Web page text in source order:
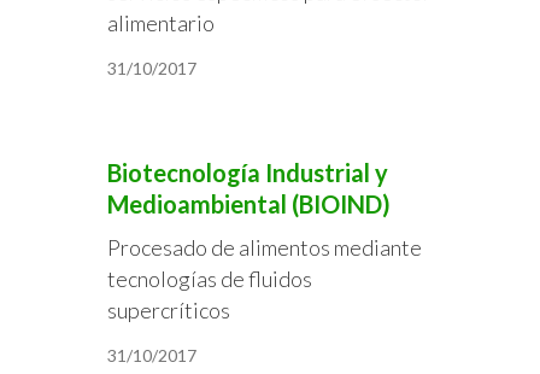
alimentario
31/10/2017
Biotecnología Industrial y
Medioambiental (BIOIND)
Procesado de alimentos mediante
tecnologías de fluidos
supercríticos
31/10/2017